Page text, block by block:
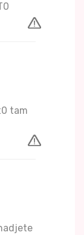
tam